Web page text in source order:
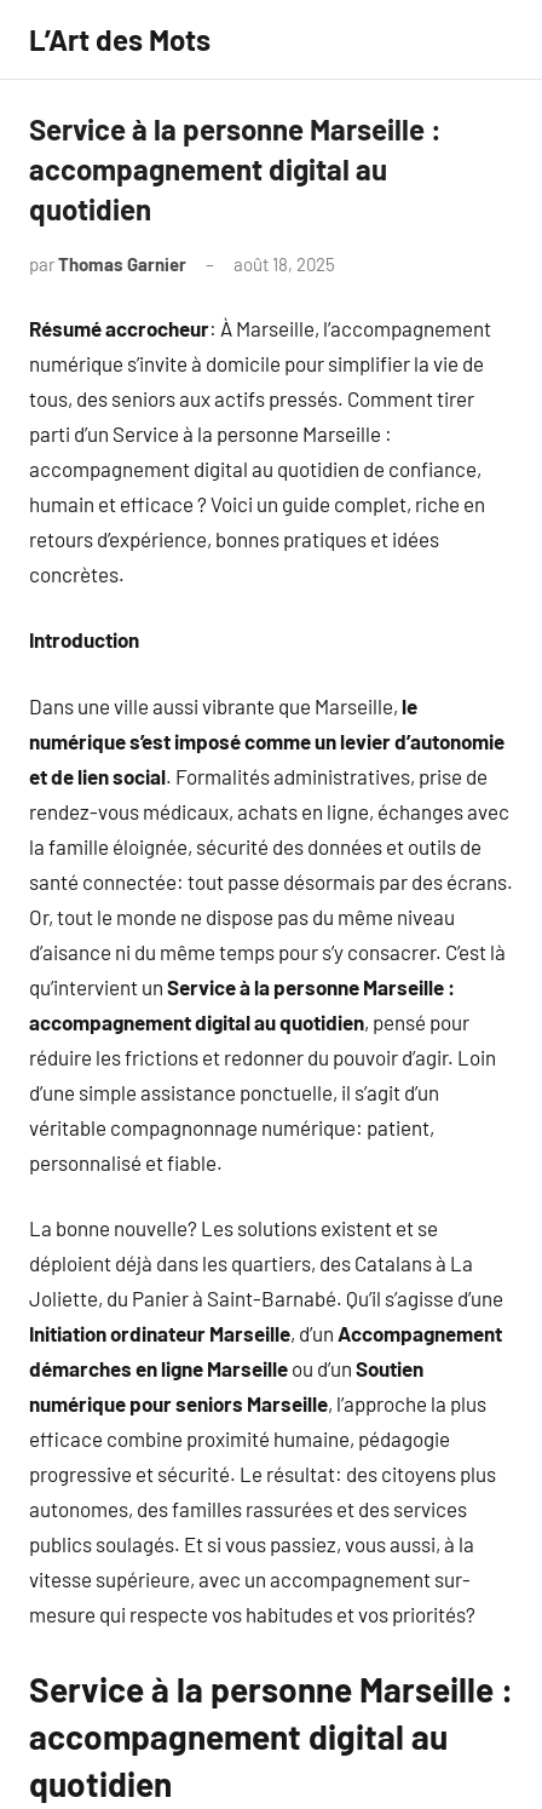
contenu
L’Art des Mots
Service à la personne Marseille :
accompagnement digital au
quotidien
parThomas Garnier août 18, 2025
Résumé accrocheur: À Marseille, l’accompagnement
numérique s’invite à domicile pour simplifier la vie de
tous, des seniors aux actifs pressés. Comment tirer
parti d’un Service à la personne Marseille :
accompagnement digital au quotidien de confiance,
humain et efficace ? Voici un guide complet, riche en
retours d’expérience, bonnes pratiques et idées
concrètes.
Introduction
Dans une ville aussi vibrante que Marseille, le
numérique s’est imposé comme un levier d’autonomie
et de lien social. Formalités administratives, prise de
rendez-vous médicaux, achats en ligne, échanges avec
la famille éloignée, sécurité des données et outils de
santé connectée: tout passe désormais par des écrans.
Or, tout le monde ne dispose pas du même niveau
d’aisance ni du même temps pour s’y consacrer. C’est là
qu’intervient un Service à la personne Marseille :
accompagnement digital au quotidien, pensé pour
réduire les frictions et redonner du pouvoir d’agir. Loin
d’une simple assistance ponctuelle, il s’agit d’un
véritable compagnonnage numérique: patient,
personnalisé et fiable.
La bonne nouvelle? Les solutions existent et se
déploient déjà dans les quartiers, des Catalans à La
Joliette, du Panier à Saint-Barnabé. Qu’il s’agisse d’une
Initiation ordinateur Marseille, d’un Accompagnement
démarches en ligne Marseille ou d’un Soutien
numérique pour seniors Marseille, l’approche la plus
efficace combine proximité humaine, pédagogie
progressive et sécurité. Le résultat: des citoyens plus
autonomes, des familles rassurées et des services
publics soulagés. Et si vous passiez, vous aussi, à la
vitesse supérieure, avec un accompagnement sur-
mesure qui respecte vos habitudes et vos priorités?
Service à la personne Marseille :
accompagnement digital au
quotidien